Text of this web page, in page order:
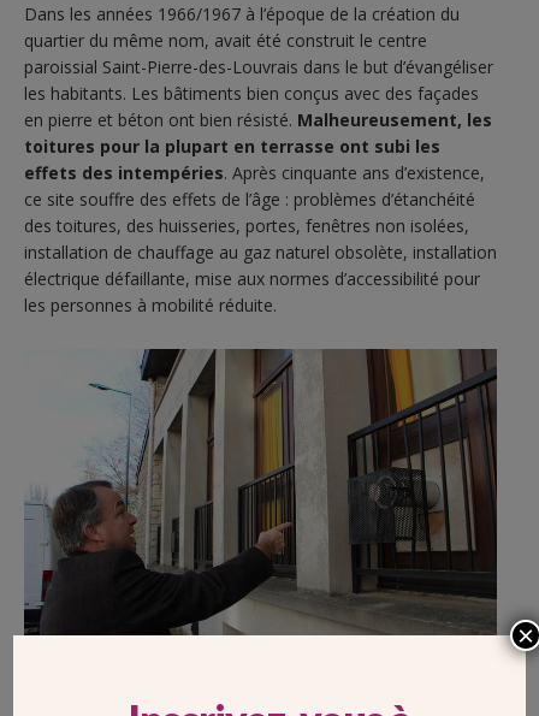
Dans les années 1966/1967 à l’époque de la création du
quartier du même nom, avait été construit le centre
paroissial Saint-Pierre-des-Louvrais dans le but d’évangéliser
les habitants. Les bâtiments bien conçus avec des façades
en pierre et béton ont bien résisté. Malheureusement, les
toitures pour la plupart en terrasse ont subi les
effets des intempéries. Après cinquante ans d’existence,
ce site souffre des effets de l’âge : problèmes d’étanchéité
des toitures, des huisseries, portes, fenêtres non isolées,
installation de chauffage au gaz naturel obsolète, installation
électrique défaillante, mise aux normes d’accessibilité pour
les personnes à mobilité réduite.
×